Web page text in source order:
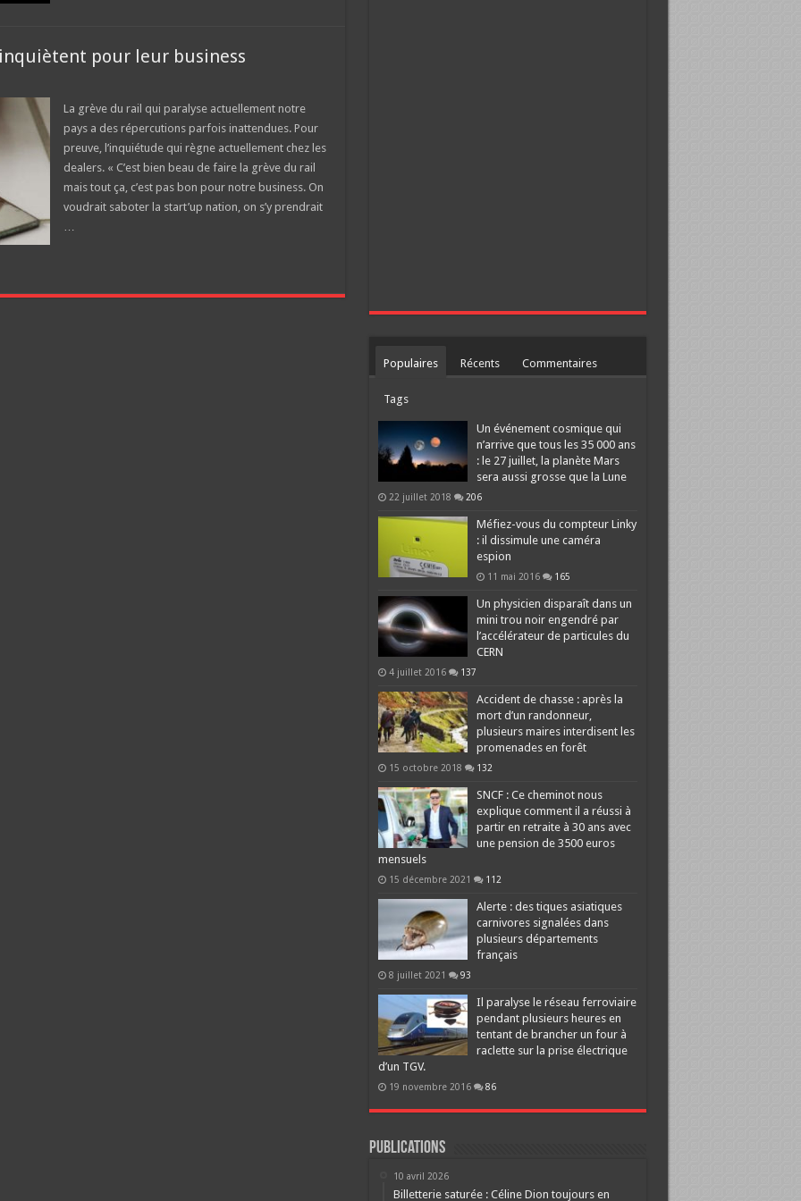
pour leur business
La grève du rail qui paralyse actuellement notre
pays a des répercutions parfois inattendues. Pour
preuve, l’inquiétude qui règne actuellement chez les
dealers. « C’est bien beau de faire la grève du rail
mais tout ça, c’est pas bon pour notre business. On
voudrait saboter la start’up nation, on s’y prendrait
…
Populaires Récents Commentaires
Tags
Un événement cosmique qui
n’arrive que tous les 35 000 ans
: le 27 juillet, la planète Mars
sera aussi grosse que la Lune
22 juillet 2018 206
Méfiez-vous du compteur Linky
: il dissimule une caméra
espion
11 mai 2016 165
Un physicien disparaît dans un
mini trou noir engendré par
l’accélérateur de particules du
CERN
4 juillet 2016 137
Accident de chasse : après la
mort d’un randonneur,
plusieurs maires interdisent les
promenades en forêt
15 octobre 2018 132
SNCF : Ce cheminot nous
explique comment il a réussi à
partir en retraite à 30 ans avec
une pension de 3500 euros
mensuels
15 décembre 2021 112
Alerte : des tiques asiatiques
carnivores signalées dans
plusieurs départements
français
8 juillet 2021 93
Il paralyse le réseau ferroviaire
pendant plusieurs heures en
tentant de brancher un four à
raclette sur la prise électrique
d’un TGV.
19 novembre 2016 86
Publications
10 avril 2026
Billetterie saturée : Céline Dion toujours en